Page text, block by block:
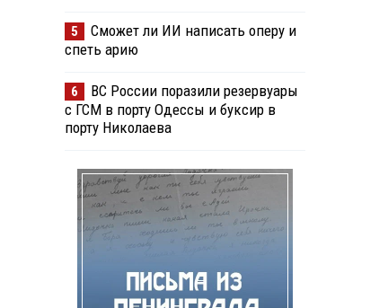
5
Сможет ли ИИ написать оперу и
спеть арию
6
ВС России поразили резервуары
с ГСМ в порту Одессы и буксир в
порту Николаева